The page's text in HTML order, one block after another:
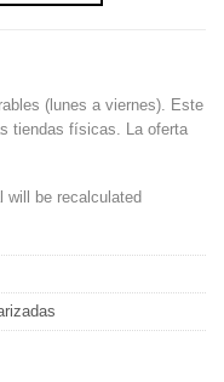
(lunes a viernes). Este
tiendas físicas. La oferta
will be recalculated